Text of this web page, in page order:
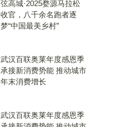
弦高城·2025婺源马拉松
收官，八千余名跑者逐
梦“中国最美乡村”
武汉百联奥莱年度感恩季
承接新消费势能 推动城市
年末消费增长
武汉百联奥莱年度感恩季